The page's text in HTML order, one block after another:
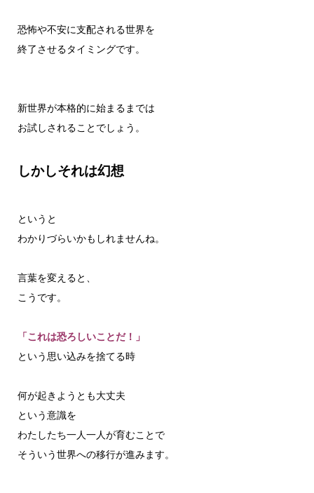
恐怖や不安に支配される世界を
終了させるタイミングです。
新世界が本格的に始まるまでは
お試しされることでしょう。
しかしそれは幻想
というと
わかりづらいかもしれませんね。
言葉を変えると、
こうです。
「これは恐ろしいことだ！」
という思い込みを捨てる時
何が起きようとも大丈夫
という意識を
わたしたち一人一人が育むことで
そういう世界への移行が進みます。